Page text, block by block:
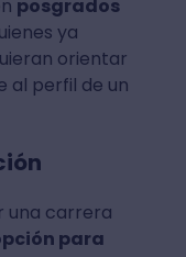
posgrados
ya
orientar
al perfil de un
una carrera
para